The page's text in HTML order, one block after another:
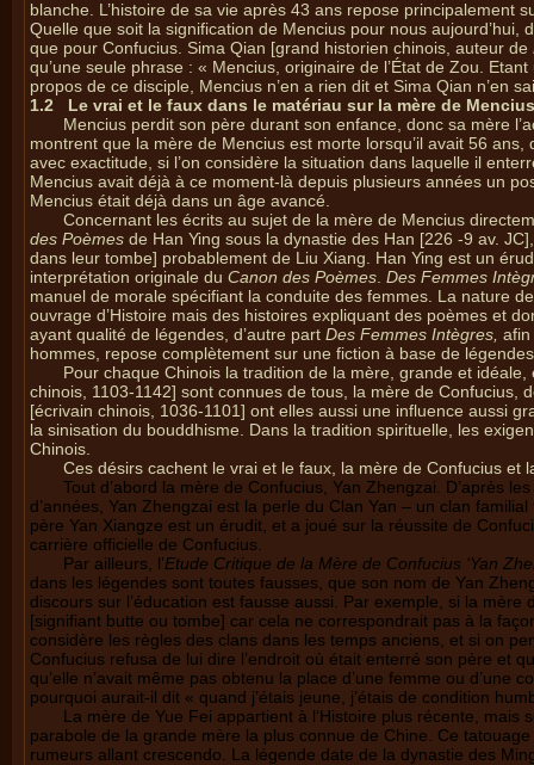
blanche. L’histoire de sa vie après 43 ans repose principalement
Quelle que soit la signification de Mencius pour nous aujourd’hui,
que pour Confucius. Sima Qian [grand historien chinois, auteur de
qu’une seule phrase : « Mencius, originaire de l’État de Zou.
propos de ce disciple, Mencius n’en a rien dit et Sima Qian n’en
1.2 Le vrai et le faux dans le matériau sur la mère de Mencius
Mencius perdit son père durant son enfance, donc sa mère
montrent que la mère de Mencius est morte lorsqu’il avait 56
avec exactitude, si l’on considère la situation dans laquelle il
Mencius avait déjà à ce moment-là depuis plusieurs années un
Mencius était déjà dans un âge avancé.
Concernant les écrits au sujet de la mère de Mencius
des Poèmes de Han Ying sous la dynastie des Han [226 -9 av.
dans leur tombe] probablement de Liu Xiang. Han Ying est un
interprétation originale du Canon des Poèmes Des Femmes
manuel de morale spécifiant la conduite des femmes. La nature
ouvrage d’Histoire mais des histoires expliquant des poèmes et
ayant qualité de légendes, d’autre part Des Femmes Intègres, afin
hommes, repose complètement sur une fiction à base de
Pour chaque Chinois la tradition de la mère, grande et
chinois, 1103-1142] sont connues de tous, la mère de Confucius,
[écrivain chinois, 1036-1101] ont elles aussi une influence aussi
la sinisation du bouddhisme. Dans la tradition spirituelle, les
Chinois.
Ces désirs cachent le vrai et le faux, la mère de Confucius et
Tout d’abord la mère de Confucius, Yan Zhengzai. D’après
d’années, Yan Zhengzai est la perle du Clan Yan – un clan
père Yan Xiangze est un érudit, et a joué sur la réussite de
carrière officielle de Confucius.
Par ailleurs, l’Etude Critique de la Mère de Confucius ‘Yan
dans les légendes sont toutes fausses, que son nom de Yan
discours sur l’éducation est fausse aussi. Par exemple, si la
[signifiant butte ou tombe] car cela ne correspondrait pas à la
considère les règles des clans dans les temps anciens, et si on
Confucius refusa de lui dire l’endroit où était enterré son père et
qu’elle n’avait même pas obtenu la place d’une femme ou
pourquoi aurait-il dit « quand j’étais jeune, j’étais de condition
La mère de Yue Fei appartient à l‘Histoire plus récente,
parabole de la grande mère la plus connue de Chine. Ce
rumeurs allant crescendo. La légende date de la dynastie des